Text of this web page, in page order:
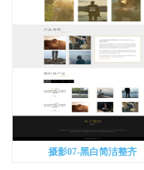
摄影07-黑白简洁整齐